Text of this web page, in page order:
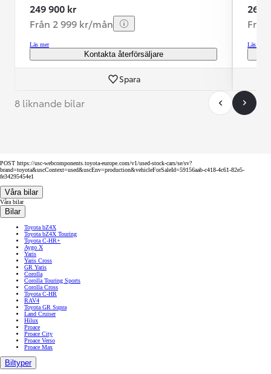
249 900 kr
Från 2 999 kr/mån
Läs mer
Kontakta återförsäljare
Spara
269
Läs mer
8 liknande bilar
POST https://usc-webcomponents.toyota-europe.com/v1/used-stock-cars/se/sv?
brand=toyota&uscContext=used&uscEnv=production&vehicleForSaleId=59156aab-c418-4c61-82e5-
fe34295454e1
Våra bilar
Våra bilar
Bilar
Toyota bZ4X
Toyota bZ4X Touring
Toyota C-HR+
Aygo X
Yaris
Yaris Cross
GR Yaris
Corolla
Corolla Touring Sports
Corolla Cross
Toyota C-HR
RAV4
Toyota GR Supra
Land Cruiser
Hilux
Proace
Proace City
Proace Verso
Proace Max
Biltyper